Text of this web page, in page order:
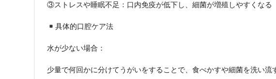
③ストレスや睡眠不足：口内免疫が低下し、細菌が増殖しやすくなる
具体的口腔ケア法
水が少ない場合：
少量で何回かに分けてうがいをすることで、食べかすや細菌を洗い流